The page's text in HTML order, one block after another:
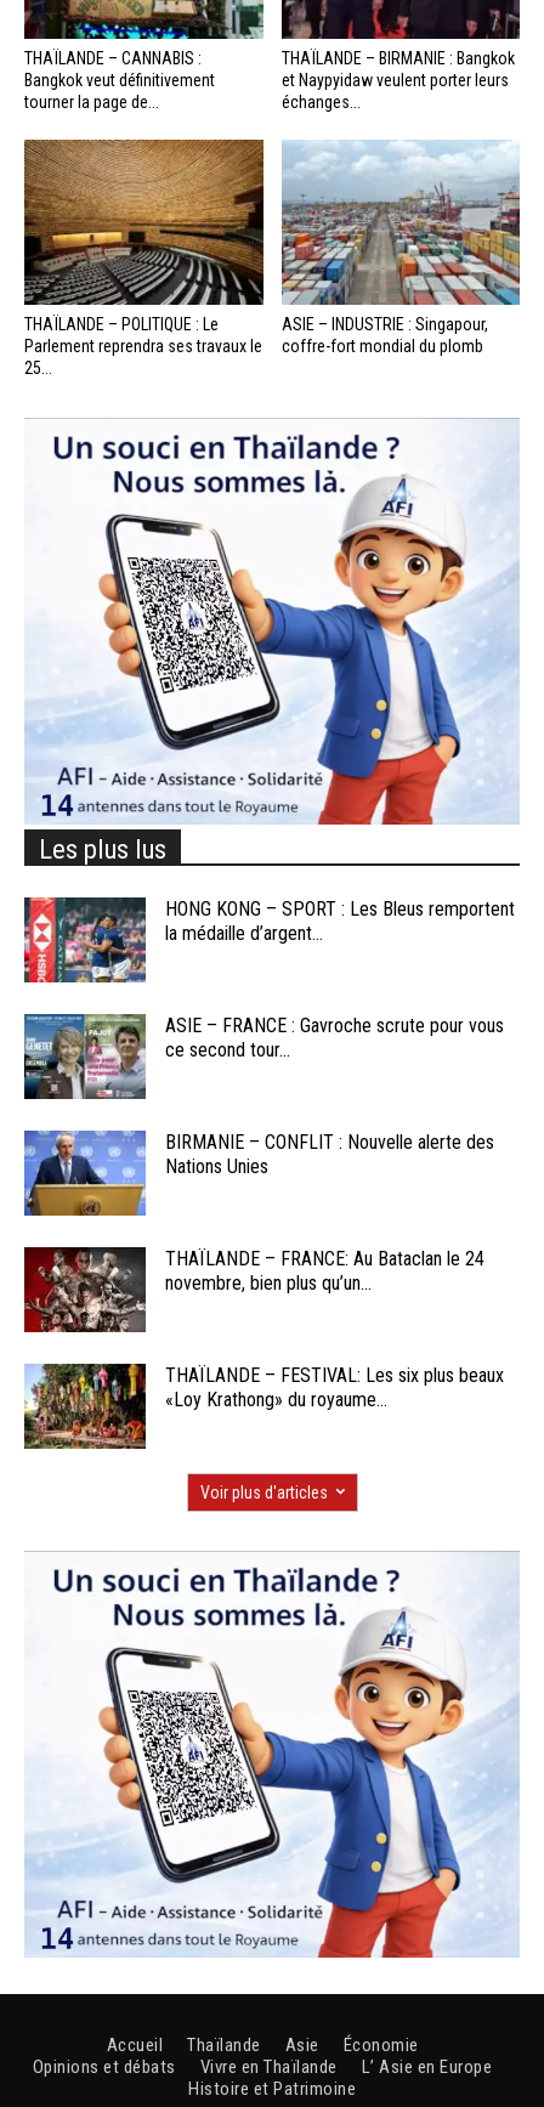
THAÏLANDE – CANNABIS :
Bangkok veut définitivement
tourner la page de...
THAÏLANDE – BIRMANIE : Bangkok
et Naypyidaw veulent porter leurs
échanges...
THAÏLANDE – POLITIQUE : Le
Parlement reprendra ses travaux le
25...
ASIE – INDUSTRIE : Singapour,
coffre-fort mondial du plomb
Les plus lus
HONG KONG – SPORT : Les Bleus remportent
la médaille d’argent...
ASIE – FRANCE : Gavroche scrute pour vous
ce second tour...
BIRMANIE – CONFLIT : Nouvelle alerte des
Nations Unies
THAÏLANDE – FRANCE: Au Bataclan le 24
novembre, bien plus qu’un...
THAÏLANDE – FESTIVAL: Les six plus beaux
«Loy Krathong» du royaume...
Voir plus d'articles
Accueil Thaïlande Asie
Économie
Opinions et débats
Vivre en Thaïlande
L’ Asie en Europe
Histoire et Patrimoine